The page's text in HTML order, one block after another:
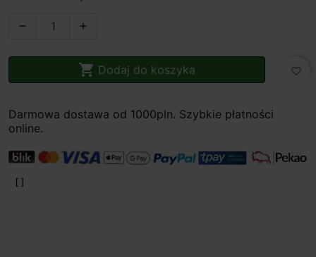
 
 Dodaj do koszyka favorite_border
Darmowa dostawa od 1000pln. Szybkie płatności
online.